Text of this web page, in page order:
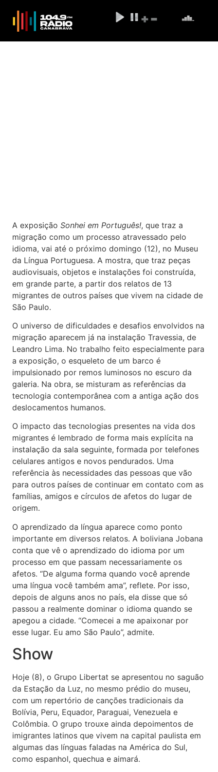
A exposição Sonhei em Português!, que traz a
migração como um processo atravessado pelo
idioma, vai até o próximo domingo (12), no Museu
da Língua Portuguesa. A mostra, que traz peças
audiovisuais, objetos e instalações foi construída,
em grande parte, a partir dos relatos de 13
migrantes de outros países que vivem na cidade de
São Paulo.
O universo de dificuldades e desafios envolvidos na
migração aparecem já na instalação Travessia, de
Leandro Lima. No trabalho feito especialmente para
a exposição, o esqueleto de um barco é
impulsionado por remos luminosos no escuro da
galeria. Na obra, se misturam as referências da
tecnologia contemporânea com a antiga ação dos
deslocamentos humanos.
O impacto das tecnologias presentes na vida dos
migrantes é lembrado de forma mais explícita na
instalação da sala seguinte, formada por telefones
celulares antigos e novos pendurados. Uma
referência às necessidades das pessoas que vão
para outros países de continuar em contato com as
famílias, amigos e círculos de afetos do lugar de
origem.
O aprendizado da língua aparece como ponto
importante em diversos relatos. A boliviana Jobana
conta que vê o aprendizado do idioma por um
processo em que passam necessariamente os
afetos. “De alguma forma quando você aprende
uma língua você também ama”, reflete. Por isso,
depois de alguns anos no país, ela disse que só
passou a realmente dominar o idioma quando se
apegou a cidade. “Comecei a me apaixonar por
esse lugar. Eu amo São Paulo”, admite.
Show
Hoje (8), o Grupo Libertat se apresentou no saguão
da Estação da Luz, no mesmo prédio do museu,
com um repertório de canções tradicionais da
Bolívia, Peru, Equador, Paraguai, Venezuela e
Colômbia. O grupo trouxe ainda depoimentos de
imigrantes latinos que vivem na capital paulista em
algumas das línguas faladas na América do Sul,
como espanhol, quechua e aimará.